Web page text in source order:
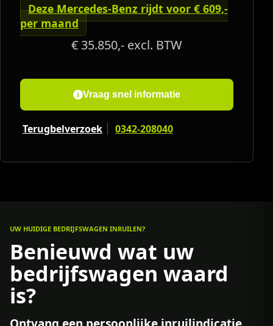
Deze Mercedes-Benz rijdt voor € 609,-
per maand
€ 35.850,- excl. BTW
Vraag snel informatie
Terugbelverzoek 0342-208040
UW HUIDIGE BEDRIJFSWAGEN INRUILEN?
Benieuwd wat uw
bedrijfswagen waard
is?